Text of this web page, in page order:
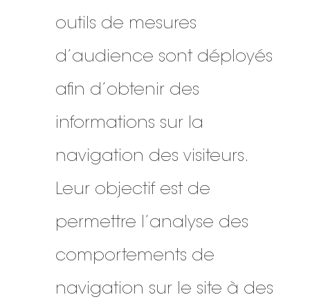
outils de mesures
d’audience sont déployés
afin d’obtenir des
informations sur la
navigation des visiteurs.
Leur objectif est de
permettre l’analyse des
comportements de
navigation sur le site à des